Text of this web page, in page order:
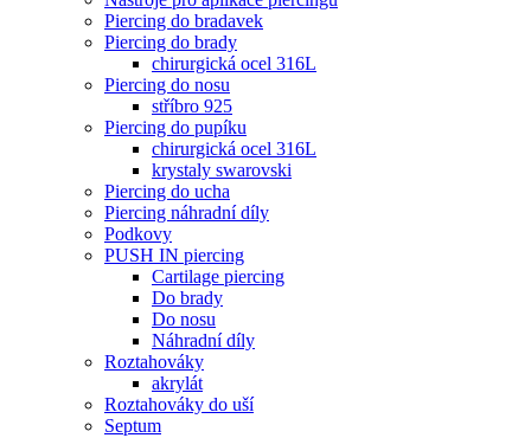
Piercing do bradavek
Piercing do brady
chirurgická ocel 316L
Piercing do nosu
stříbro 925
Piercing do pupíku
chirurgická ocel 316L
krystaly swarovski
Piercing do ucha
Piercing náhradní díly
Podkovy
PUSH IN piercing
Cartilage piercing
Do brady
Do nosu
Náhradní díly
Roztahováky
akrylát
Roztahováky do uší
Septum